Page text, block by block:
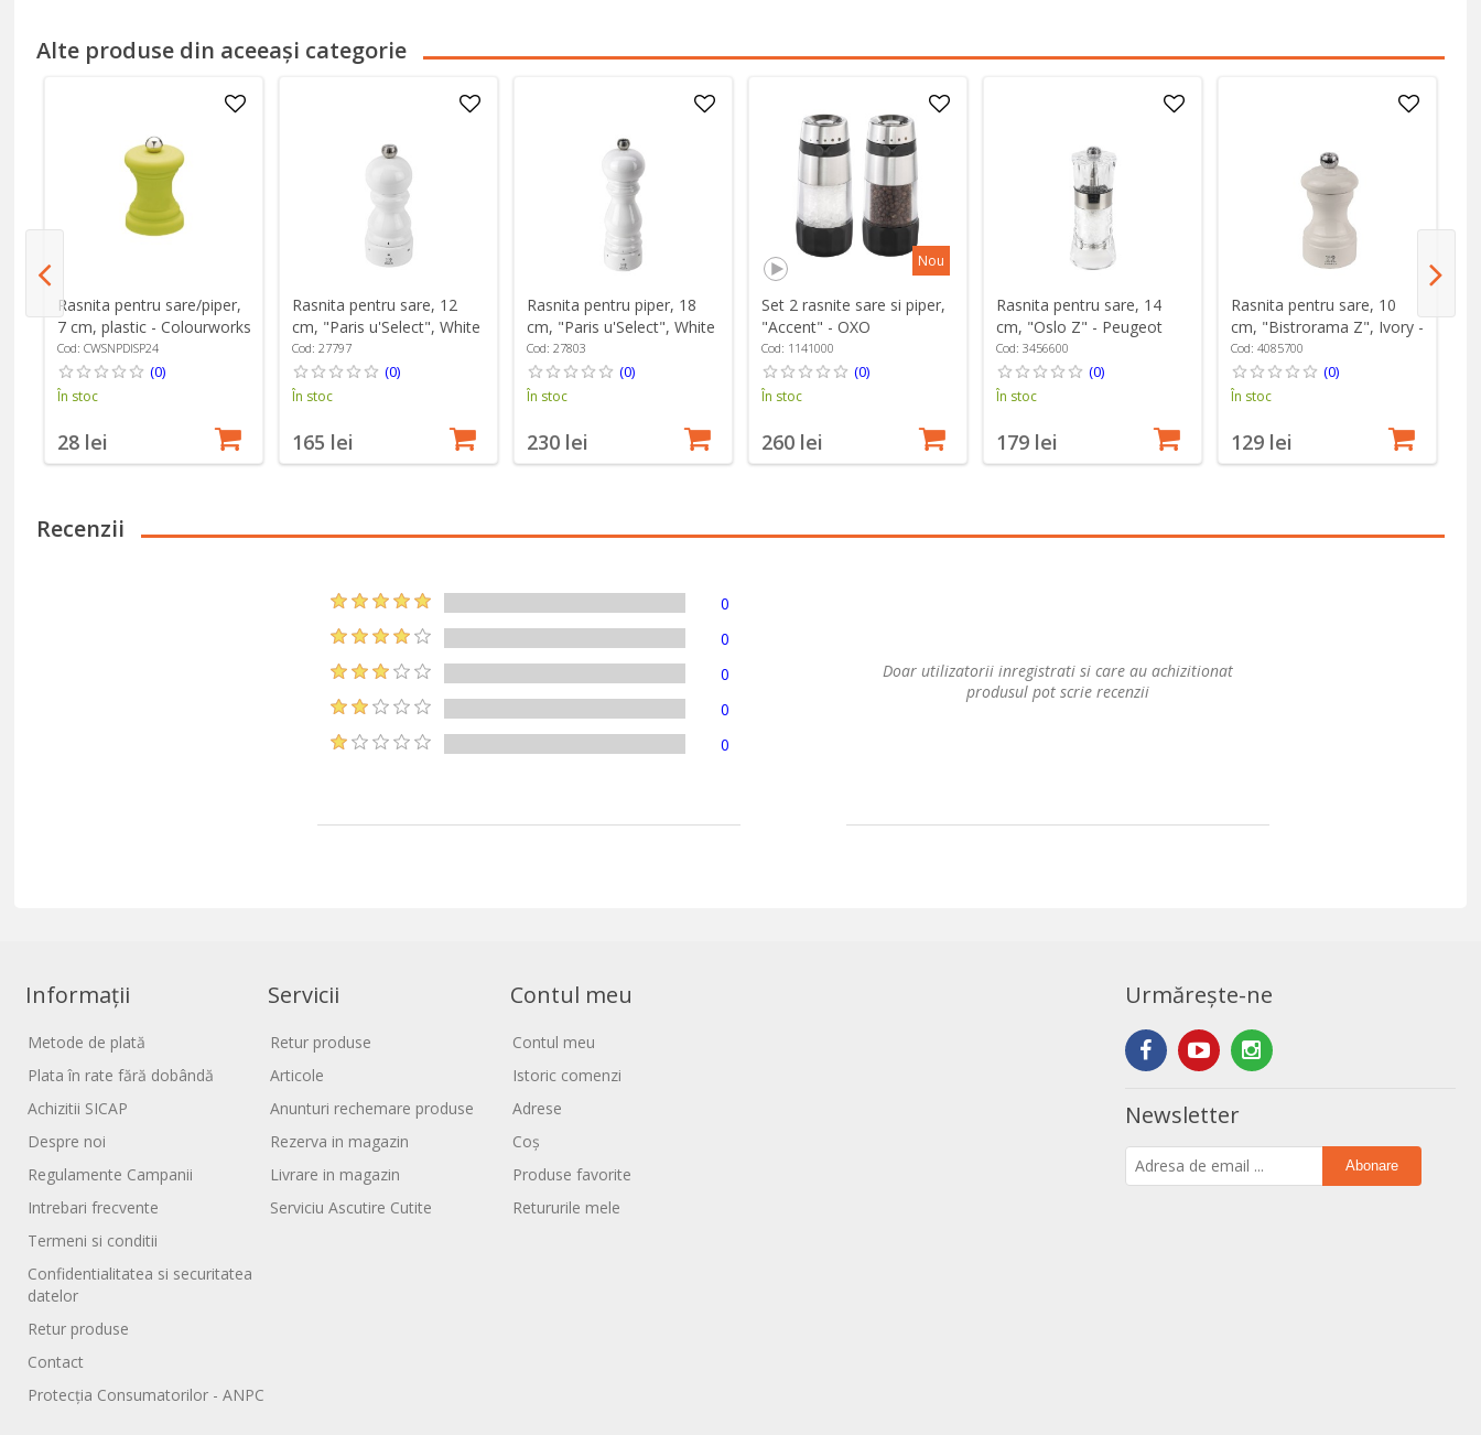
Alte produse din aceeași categorie
Rasnita pentru sare/piper,
7 cm, plastic - Colourworks
Cod: CWSNPDISP24
(0)
În stoc
28 lei
Rasnita pentru sare, 12
cm, "Paris u'Select", White
Lacquered - Peugeot
Cod: 27797
(0)
În stoc
165 lei
Rasnita pentru piper, 18
cm, "Paris u'Select", White
Lacquered - Peugeot
Cod: 27803
(0)
În stoc
230 lei
Nou
Set 2 rasnite sare si piper,
"Accent" - OXO
Cod: 1141000
(0)
În stoc
260 lei
Rasnita pentru sare, 14
cm, "Oslo Z" - Peugeot
Cod: 3456600
(0)
În stoc
179 lei
Rasnita pentru sare, 10
cm, "Bistrorama Z", Ivory -
Peugeot
Cod: 4085700
(0)
În stoc
129 lei
Recenzii
0
0
0
0
0
Doar utilizatorii inregistrati si care au achizitionat
produsul pot scrie recenzii
Informații
Metode de plată
Plata în rate fără dobândă
Achizitii SICAP
Despre noi
Regulamente Campanii
Intrebari frecvente
Termeni si conditii
Confidentialitatea si securitatea
datelor
Retur produse
Contact
Protecția Consumatorilor - ANPC
Servicii
Retur produse
Articole
Anunturi rechemare produse
Rezerva in magazin
Livrare in magazin
Serviciu Ascutire Cutite
Contul meu
Contul meu
Istoric comenzi
Adrese
Coș
Produse favorite
Retururile mele
Urmărește-ne
Newsletter
Abonare